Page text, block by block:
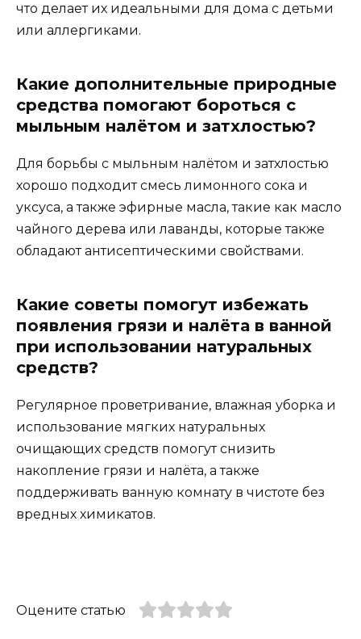
что делает их идеальными для дома с детьми
или аллергиками.
Какие дополнительные природные
средства помогают бороться с
мыльным налётом и затхлостью?
Для борьбы с мыльным налётом и затхлостью
хорошо подходит смесь лимонного сока и
уксуса, а также эфирные масла, такие как масло
чайного дерева или лаванды, которые также
обладают антисептическими свойствами.
Какие советы помогут избежать
появления грязи и налёта в ванной
при использовании натуральных
средств?
Регулярное проветривание, влажная уборка и
использование мягких натуральных
очищающих средств помогут снизить
накопление грязи и налёта, а также
поддерживать ванную комнату в чистоте без
вредных химикатов.
Оцените статью